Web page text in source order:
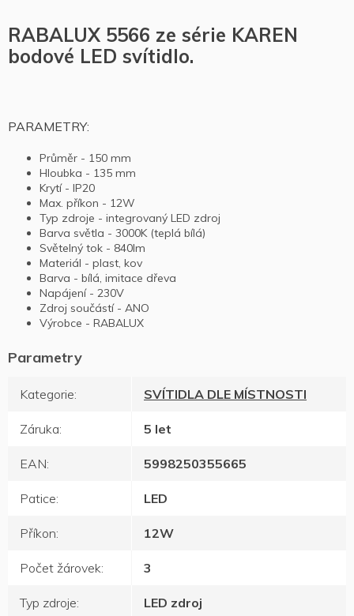
RABALUX 5566 ze série KAREN
bodové LED svítidlo.
PARAMETRY:
Průměr - 150 mm
Hloubka - 135 mm
Krytí - IP20
Max. příkon - 12W
Typ zdroje - integrovaný LED zdroj
Barva světla - 3000K (teplá bílá)
Světelný tok - 840lm
Materiál - plast, kov
Barva - bílá, imitace dřeva
Napájení - 230V
Zdroj součástí - ANO
Výrobce - RABALUX
Kategorie: SVÍTIDLA DLE MÍSTNOSTI
Záruka: 5 let
EAN: 5998250355665
Patice: LED
Příkon: 12W
Počet žárovek: 3
Typ zdroje: LED zdroj